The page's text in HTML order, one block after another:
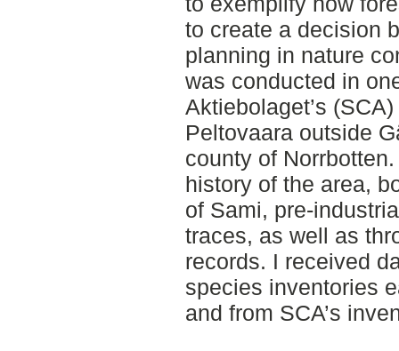
to create a decision
planning in nature
was conducted in
Aktiebolaget’s
Peltovaara outside
county of
history of the area,
of Sami, pre-
traces, as well as
records. I received
species inventories
and from SCA’s